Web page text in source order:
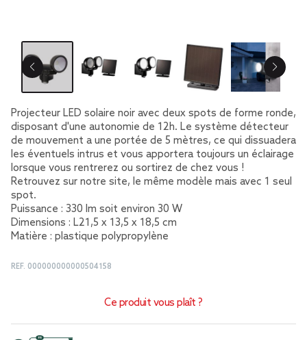
Projecteur LED solaire noir avec deux spots de forme ronde,
disposant d'une autonomie de 12h. Le système détecteur
de mouvement a une portée de 5 mètres, ce qui dissuadera
les éventuels intrus et vous apportera toujours un éclairage
lorsque vous rentrerez ou sortirez de chez vous !
Retrouvez sur notre site, le même modèle mais avec 1 seul
spot.
Puissance : 330 lm soit environ 30 W
Dimensions : L21,5 x 13,5 x 18,5 cm
Matière : plastique polypropylène
REF. 000000000000504158
Ce produit vous plaît ?